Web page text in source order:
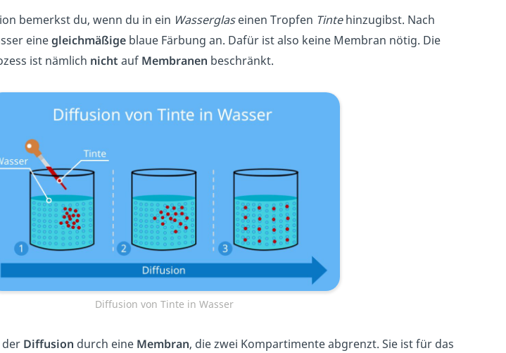
bemerkst du, wenn du in ein Wasserglaseinen Tropfen Tintehinzugibst. Nach
einegleichmäßige blaue Färbung an. Dafür ist also keine Membran nötig. Die
ist nämlich nicht auf Membranen beschränkt.
Diffusion von Tinte in Wasser
der Diffusion durch eine Membran, die zwei Kompartimente abgrenzt. Sie ist für das